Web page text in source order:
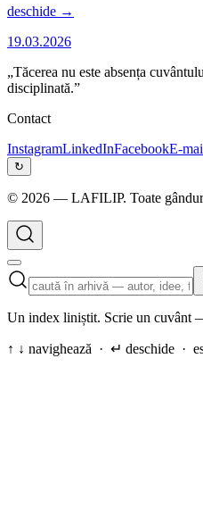
deschide →
19.03.2026
„Tăcerea nu este absența
disciplinată.”
Contact
InstagramLinkedInFacebookE-
↻
© 2026 — LAFILIP. Toate
Un index liniștit. Scrie un cuvânt
↑ ↓ navighează · ↵ deschide ·